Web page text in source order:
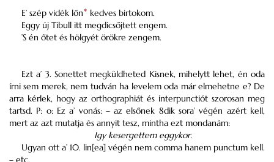
E’ szép vidék lőn* kedves birtokom.
Eggy új Tibull itt megdicsőjtett engem.
’S én őtet és hölgyét örökre zengem.
Ezt a’ 3. Sonettet megküldheted Kisnek, mihelytt lehet, én oda
írni sem merek, nem tudván ha levelem oda már elmehetne e? De
arra kérlek, hogy az orthographiát és interpunctiót szorosan meg
tartsd. P: o: Ez a’ vonás: – az elsőnek 8dik sora’ végén azért kell,
mert az azt mutatja és annyit tesz, mintha ezt mondanám:
Igy kesergettem eggykor.
Ugyan ott a’ 10. lin[ea] végén nem comma hanem punctum kell.
– etc.